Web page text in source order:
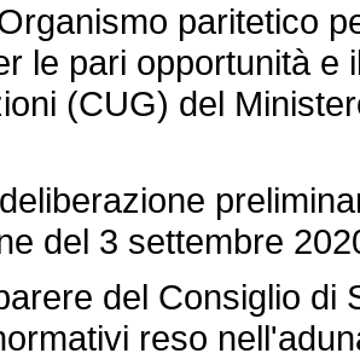
paritetico
le pari opportunità
(CUG) del
del 3 settembre
del Consiglio di
reso